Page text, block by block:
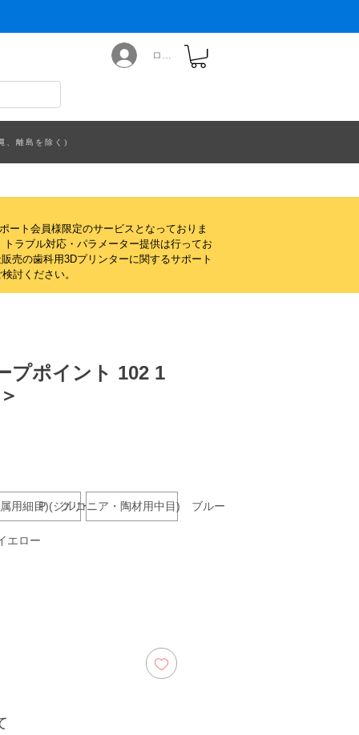
ログイン
、離島を除く)
ート会員様限定のサービスとなっておりま
ラブル対応・パラメーター提供は行ってお
売の歯科用3Dプリンターに関するサポート
討ください。
プポイント 102 1
用細目) グリーン
P (ジルコニア・陶材用中目) ブルー
エロー